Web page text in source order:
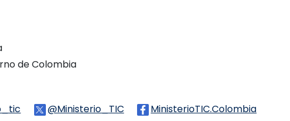
de Colombia
Logo Tiktok
@Ministerio_TIC Logo Twitter
MinisterioTIC.Colombia